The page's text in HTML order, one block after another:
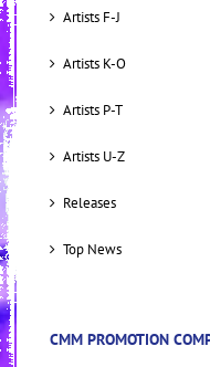
Artists F-J
Artists K-O
Artists P-T
Artists U-Z
Releases
Top News
CMM PROMOTION